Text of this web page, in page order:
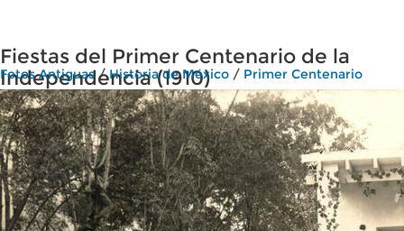
Fiestas del Primer Centenario de la
Independencia (1910)
Fotos Antiguas/Historia de México / Primer Centenario